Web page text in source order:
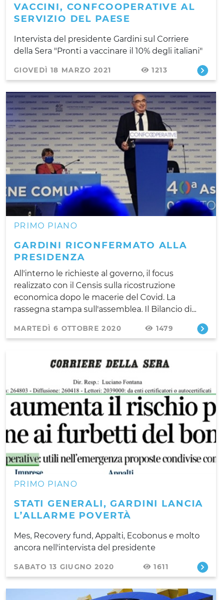
VACCINI, CONFCOOPERATIVE AL
SERVIZIO DEL PAESE
Intervista del presidente Gardini sul Corriere
della Sera "Pronti a vaccinare il 10% degli italiani"
GIOVEDÌ 18 MARZO 2021 1213
PRIMO PIANO
GARDINI RICONFERMATO ALLA
PRESIDENZA
All'interno le richieste al governo, il focus
realizzato con il Censis sulla ricostruzione
economica dopo le macerie del Covid. La
rassegna stampa sull'assemblea. Il Bilancio di...
MARTEDÌ 6 OTTOBRE 2020 1479
PRIMO PIANO
STATI GENERALI, GARDINI LANCIA
L’ALLARME POVERTÀ
Mes, Recovery fund, Appalti, Ecobonus e molto
ancora nell'intervista del presidente
SABATO 13 GIUGNO 2020 1611